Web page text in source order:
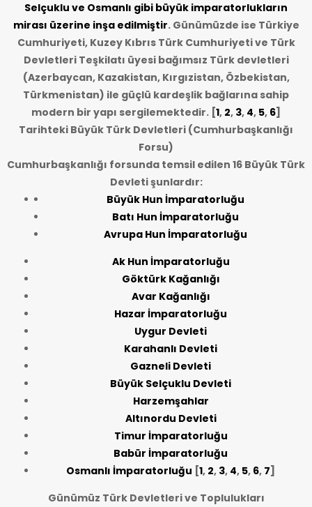
Selçuklu ve Osmanlı gibi büyük imparatorlukların
mirası üzerine inşa edilmiştir. Günümüzde ise Türkiye
Cumhuriyeti, Kuzey Kıbrıs Türk Cumhuriyeti ve Türk
Devletleri Teşkilatı üyesi bağımsız Türk devletleri
(Azerbaycan, Kazakistan, Kırgızistan, Özbekistan,
Türkmenistan) ile güçlü kardeşlik bağlarına sahip
modern bir yapı sergilemektedir. [1, 2, 3, 4, 5, 6]
Tarihteki Büyük Türk Devletleri (Cumhurbaşkanlığı
Forsu)
Cumhurbaşkanlığı forsunda temsil edilen 16 Büyük Türk
Devleti şunlardır:
Büyük Hun İmparatorluğu
Batı Hun İmparatorluğu
Avrupa Hun İmparatorluğu
Ak Hun İmparatorluğu
Göktürk Kağanlığı
Avar Kağanlığı
Hazar İmparatorluğu
Uygur Devleti
Karahanlı Devleti
Gazneli Devleti
Büyük Selçuklu Devleti
Harzemşahlar
Altınordu Devleti
Timur İmparatorluğu
Babür İmparatorluğu
Osmanlı İmparatorluğu [1, 2, 3, 4, 5, 6, 7]
Günümüz Türk Devletleri ve Toplulukları